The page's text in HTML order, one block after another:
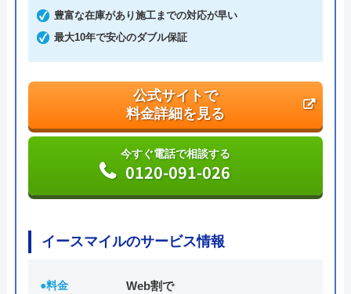
豊富な在庫があり施工までの対応が早い
最大10年で安心のダブル保証
公式サイトで
料金詳細を見る
今すぐ電話で相談する
0120-091-026
イースマイルのサービス情報
●料金 Web割で